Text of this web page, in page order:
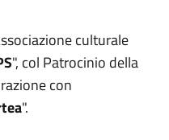
culturale
", col Patrocinio della
con
".